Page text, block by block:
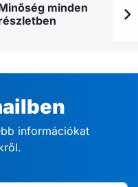
minden
információkat